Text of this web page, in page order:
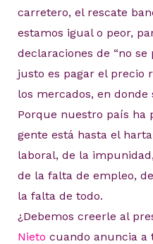
carretero, el rescate
estamos igual o peor,
declaraciones de “no
justo es pagar el precio
los mercados, en
Porque nuestro país ha
gente está hasta el
laboral, de la
de la falta de empleo,
la falta de todo.
¿Debemos creerle al
Nieto cuando anuncia a